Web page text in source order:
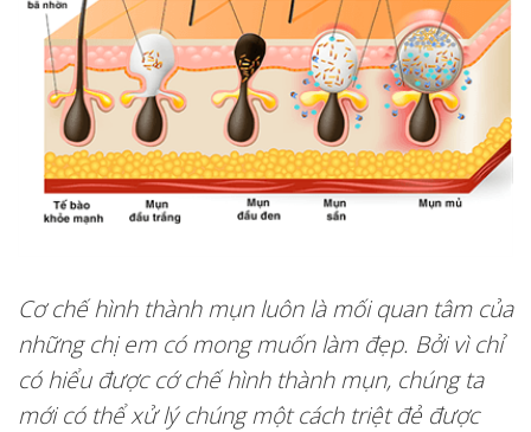
Cơ chế hình thành mụn luôn là mối quan tâm của
những chị em có mong muốn làm đẹp. Bởi vì chỉ
có hiểu được cớ chế hình thành mụn, chúng ta
mới có thể xử lý chúng một cách triệt đẻ được